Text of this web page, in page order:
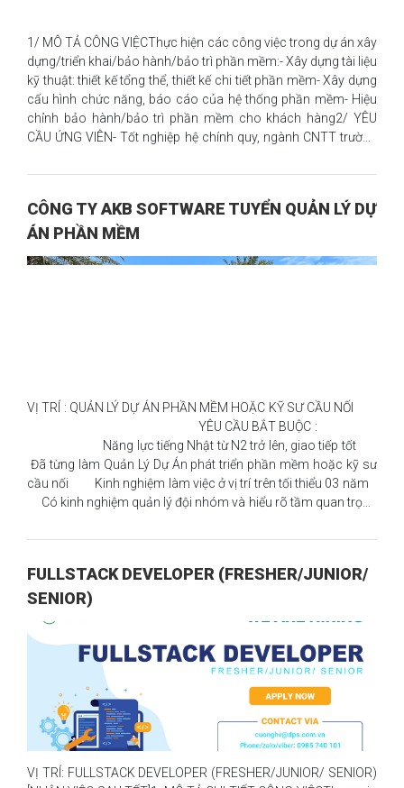
1/ MÔ TẢ CÔNG VIỆCThực hiện các công việc trong dự án xây
dựng/triển khai/bảo hành/bảo trì phần mềm:- Xây dựng tài liệu
kỹ thuật: thiết kế tổng thể, thiết kế chi tiết phần mềm- Xây dựng
cấu hình chức năng, báo cáo của hệ thống phần mềm- Hiệu
chỉnh bảo hành/bảo trì phần mềm cho khách hàng2/ YÊU
CẦU ỨNG VIÊN- Tốt nghiệp hệ chính quy, ngành CNTT trường
trong những ngôn ngữ: Java; Vb.net; Javascript- Có kiến thức
lập và làm việc theo nhómƯu tiên: Có kinh nghiệm triển khai
phần mềm.3/ QUYỀN LỢI✨ Mức lương dao động từ 15 - 25M✨
mở, hoà đồng; sẵn sàng giúp đỡ, chia sẻ khó khăn tr
CÔNG TY AKB SOFTWARE TUYỂN QUẢN LÝ DỰ
ÁN PHẦN MỀM
VỊ TRÍ : QUẢN LÝ DỰ ÁN PHẦN MỀM HOẶC KỸ SƯ CẦU NỐI
YÊU CẦU BẮT BUỘC :
Năng lực tiếng Nhật từ N2 trở lên, giao tiếp tốt
Đã từng làm Quản Lý Dự Án phát triển phần mềm hoặc kỹ sư
cầu nối Kinh nghiệm làm việc ở vị trí trên tối thiểu 03 năm
Có kinh nghiệm quản lý đội nhóm và hiểu rõ tầm quan trọng
FULLSTACK DEVELOPER (FRESHER/JUNIOR/
SENIOR)
VỊ TRÍ: FULLSTACK DEVELOPER (FRESHER/JUNIOR/ SENIOR)